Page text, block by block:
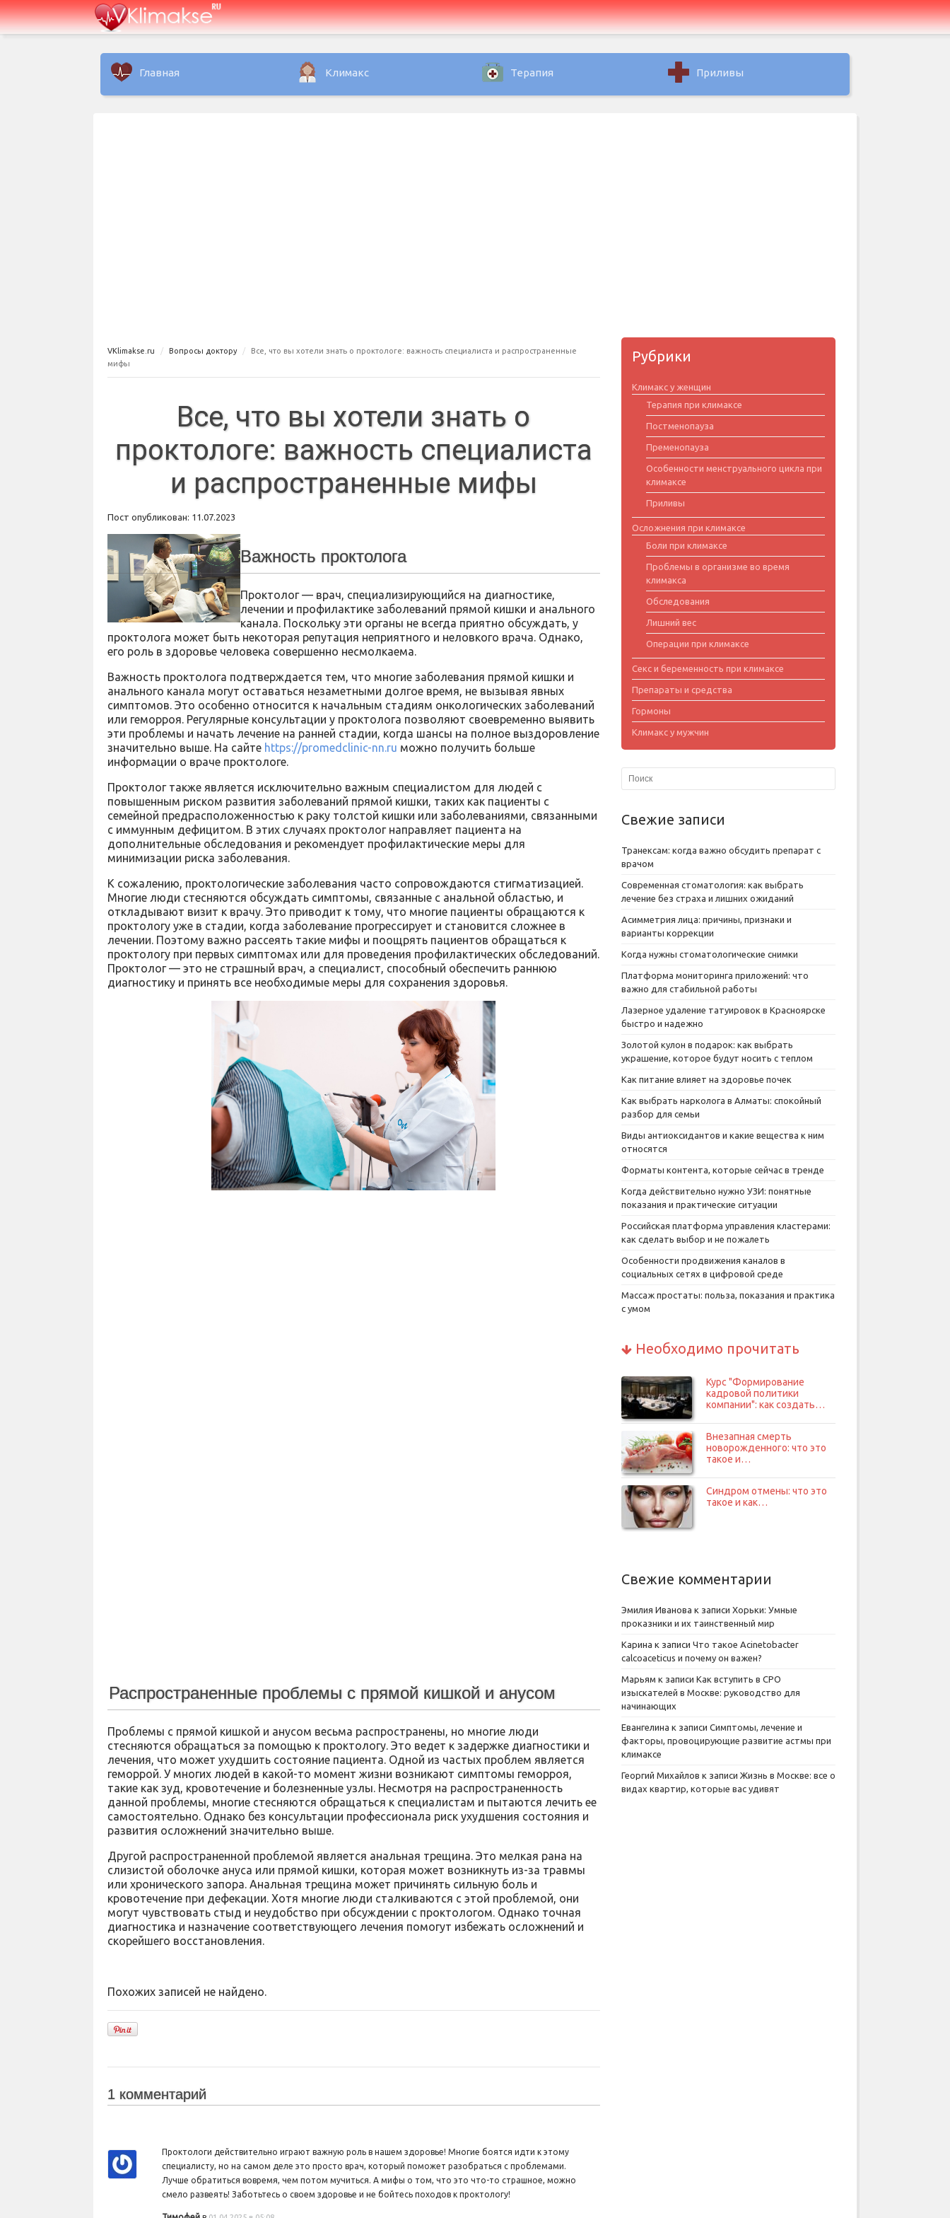
Главная Климакс Терапия Приливы
VKlimakse.ru Вопросы доктору
Все, что вы хотели знать о проктологе: важность специалиста и распространенные
мифы
Все, что вы хотели знать о
проктологе: важность специалиста
и распространенные мифы
Пост опубликован: 11.07.2023
Важность проктолога
Проктолог — врач, специализирующийся на диагностике,
лечении и профилактике заболеваний прямой кишки и анального
канала. Поскольку эти органы не всегда приятно обсуждать, у
проктолога может быть некоторая репутация неприятного и неловкого врача. Однако,
его роль в здоровье человека совершенно несмолкаема.
Важность проктолога подтверждается тем, что многие заболевания прямой кишки и
анального канала могут оставаться незаметными долгое время, не вызывая явных
симптомов. Это особенно относится к начальным стадиям онкологических заболеваний
или геморроя. Регулярные консультации у проктолога позволяют своевременно выявить
эти проблемы и начать лечение на ранней стадии, когда шансы на полное выздоровление
значительно выше. На сайте https://promedclinic-nn.ru можно получить больше
информации о враче проктологе.
Проктолог также является исключительно важным специалистом для людей с
повышенным риском развития заболеваний прямой кишки, таких как пациенты с
семейной предрасположенностью к раку толстой кишки или заболеваниями, связанными
с иммунным дефицитом. В этих случаях проктолог направляет пациента на
дополнительные обследования и рекомендует профилактические меры для
минимизации риска заболевания.
К сожалению, проктологические заболевания часто сопровождаются стигматизацией.
Многие люди стесняются обсуждать симптомы, связанные с анальной областью, и
откладывают визит к врачу. Это приводит к тому, что многие пациенты обращаются к
проктологу уже в стадии, когда заболевание прогрессирует и становится сложнее в
лечении. Поэтому важно рассеять такие мифы и поощрять пациентов обращаться к
проктологу при первых симптомах или для проведения профилактических обследований.
Проктолог — это не страшный врач, а специалист, способный обеспечить раннюю
диагностику и принять все необходимые меры для сохранения здоровья.
Распространенные проблемы с прямой кишкой и анусом
Проблемы с прямой кишкой и анусом весьма распространены, но многие люди
стесняются обращаться за помощью к проктологу. Это ведет к задержке диагностики и
лечения, что может ухудшить состояние пациента. Одной из частых проблем является
геморрой. У многих людей в какой-то момент жизни возникают симптомы геморроя,
такие как зуд, кровотечение и болезненные узлы. Несмотря на распространенность
данной проблемы, многие стесняются обращаться к специалистам и пытаются лечить ее
самостоятельно. Однако без консультации профессионала риск ухудшения состояния и
развития осложнений значительно выше.
Другой распространенной проблемой является анальная трещина. Это мелкая рана на
слизистой оболочке ануса или прямой кишки, которая может возникнуть из-за травмы
или хронического запора. Анальная трещина может причинять сильную боль и
кровотечение при дефекации. Хотя многие люди сталкиваются с этой проблемой, они
могут чувствовать стыд и неудобство при обсуждении с проктологом. Однако точная
диагностика и назначение соответствующего лечения помогут избежать осложнений и
скорейшего восстановления.
Похожих записей не найдено.
1 комментарий
Проктологи действительно играют важную роль в нашем здоровье! Многие боятся идти к этому
специалисту, но на самом деле это просто врач, который поможет разобраться с проблемами.
Лучше обратиться вовремя, чем потом мучиться. А мифы о том, что это что-то страшное, можно
смело развеять! Заботьтесь о своем здоровье и не бойтесь походов к проктологу!
Рубрики
Климакс у женщин
Терапия при климаксе
Постменопауза
Пременопауза
Особенности менструального цикла при
климаксе
Приливы
Осложнения при климаксе
Боли при климаксе
Проблемы в организме во время
климакса
Обследования
Лишний вес
Операции при климаксе
Секс и беременность при климаксе
Препараты и средства
Гормоны
Климакс у мужчин
Свежие записи
Транексам: когда важно обсудить препарат с
врачом
Современная стоматология: как выбрать
лечение без страха и лишних ожиданий
Асимметрия лица: причины, признаки и
варианты коррекции
Когда нужны стоматологические снимки
Платформа мониторинга приложений: что
важно для стабильной работы
Лазерное удаление татуировок в Красноярске
быстро и надежно
Золотой кулон в подарок: как выбрать
украшение, которое будут носить с теплом
Как питание влияет на здоровье почек
Как выбрать нарколога в Алматы: спокойный
разбор для семьи
Виды антиоксидантов и какие вещества к ним
относятся
Форматы контента, которые сейчас в тренде
Когда действительно нужно УЗИ: понятные
показания и практические ситуации
Российская платформа управления кластерами:
как сделать выбор и не пожалеть
Особенности продвижения каналов в
социальных сетях в цифровой среде
Массаж простаты: польза, показания и практика
с умом
Необходимо прочитать
Курс "Формирование
кадровой политики
компании": как создать…
Внезапная смерть
новорожденного: что это
такое и…
Синдром отмены: что это
такое и как…
Свежие комментарии
Эмилия Иванова к записи Хорьки: Умные
проказники и их таинственный мир
Карина к записи Что такое Acinetobacter
calcoaceticus и почему он важен?
Марьям к записи Как вступить в СРО
изыскателей в Москве: руководство для
начинающих
Евангелина к записи Симптомы, лечение и
факторы, провоцирующие развитие астмы при
климаксе
Георгий Михайлов к записи Жизнь в Москве: все о
видах квартир, которые вас удивят